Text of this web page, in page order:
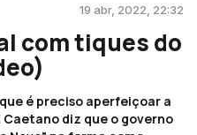
19 abr, 2022, 22:32
com tiques do
é preciso aperfeiçoar a
diz que o governo